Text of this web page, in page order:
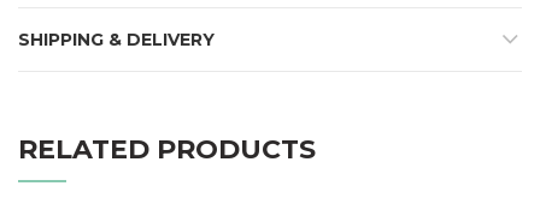
SHIPPING & DELIVERY
RELATED PRODUCTS